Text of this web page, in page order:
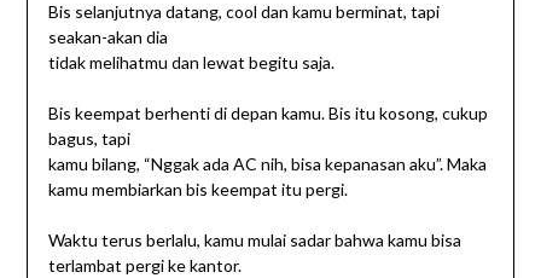
Bis selanjutnya datang, cool dan kamu berminat, tapi
seakan-akan dia
tidak melihatmu dan lewat begitu saja.
Bis keempat berhenti di depan kamu. Bis itu kosong, cukup
bagus, tapi
kamu bilang, “Nggak ada AC nih, bisa kepanasan aku”. Maka
kamu membiarkan bis keempat itu pergi.
Waktu terus berlalu, kamu mulai sadar bahwa kamu bisa
terlambat pergi ke kantor.